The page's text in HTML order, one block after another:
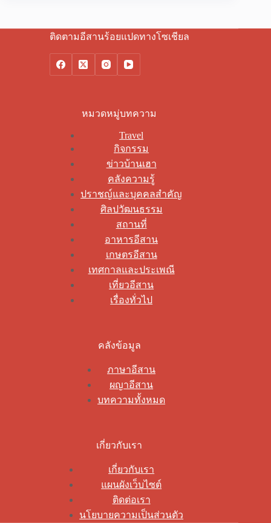
ติดตามอีสานร้อยแปดทางโซเชียล
หมวดหมู่บทความ
Travel
กิจกรรม
ข่าวบ้านเฮา
คลังความรู้
ปราชญ์และบุคคลสำคัญ
ศิลปวัฒนธรรม
สถานที่
อาหารอีสาน
เกษตรอีสาน
เทศกาลและประเพณี
เที่ยวอีสาน
เรื่องทั่วไป
คลังข้อมูล
ภาษาอีสาน
ผญาอีสาน
บทความทั้งหมด
เกี่ยวกับเรา
เกี่ยวกับเรา
แผนผังเว็บไซต์
ติดต่อเรา
นโยบายความเป็นส่วนตัว